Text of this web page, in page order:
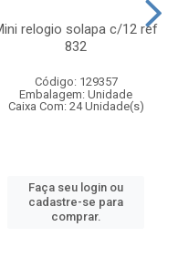
relogio solapa c/12 ref
832
Código: 129357
Embalagem: Unidade
Caixa Com: 24 Unidade(s)
Faça seu login ou
cadastre-se para
comprar.